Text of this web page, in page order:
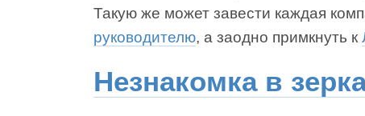
Такую же может завести каждая
руководителю, а заодно примкнуть к
Незнакомка в